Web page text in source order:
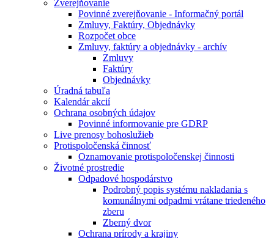
Zverejňovanie
Povinné zverejňovanie - Informačný portál
Zmluvy, Faktúry, Objednávky
Rozpočet obce
Zmluvy, faktúry a objednávky - archív
Zmluvy
Faktúry
Objednávky
Úradná tabuľa
Kalendár akcií
Ochrana osobných údajov
Povinné informovanie pre GDRP
Live prenosy bohoslužieb
Protispoločenská činnosť
Oznamovanie protispoločenskej činnosti
Životné prostredie
Odpadové hospodárstvo
Podrobný popis systému nakladania s
komunálnymi odpadmi vrátane triedeného
zberu
Zberný dvor
Ochrana prírody a krajiny